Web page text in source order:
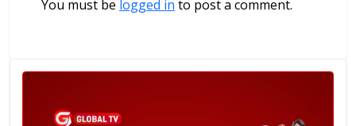
You must be logged in to post a comment.